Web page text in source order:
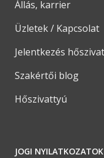
Állás, karrier
Üzletek / Kapcsolat
Jelentkezés
Szakértői blog
Hőszivattyú
JOGI NYILATKOZATOK